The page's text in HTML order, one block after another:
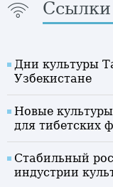
Дни культуры
Узбекистане
Новые
для тибетских
Стабильный
индустрии